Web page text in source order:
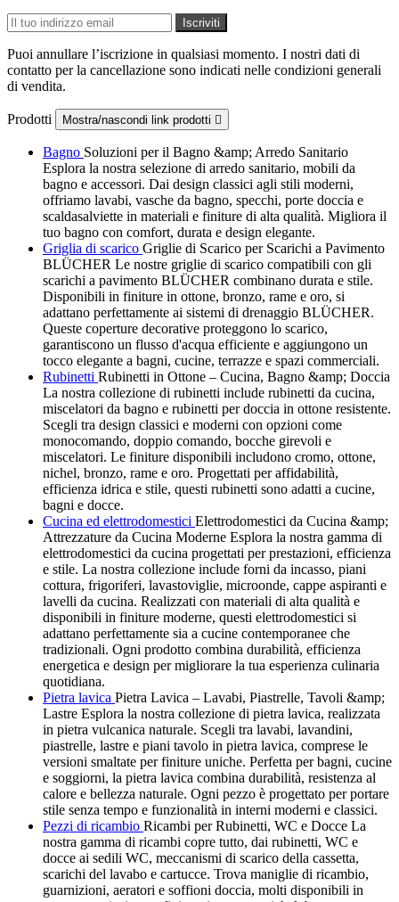
Puoi annullare l’iscrizione in qualsiasi momento. I nostri dati di
contatto per la cancellazione sono indicati nelle condizioni generali
di vendita.
Prodotti Mostra/nascondi link prodotti 
Bagno Soluzioni per il Bagno &amp; Arredo Sanitario
Esplora la nostra selezione di arredo sanitario, mobili da
bagno e accessori. Dai design classici agli stili moderni,
offriamo lavabi, vasche da bagno, specchi, porte doccia e
scaldasalviette in materiali e finiture di alta qualità. Migliora il
tuo bagno con comfort, durata e design elegante.
Griglia di scarico Griglie di Scarico per Scarichi a Pavimento
BLÜCHER Le nostre griglie di scarico compatibili con gli
scarichi a pavimento BLÜCHER combinano durata e stile.
Disponibili in finiture in ottone, bronzo, rame e oro, si
adattano perfettamente ai sistemi di drenaggio BLÜCHER.
Queste coperture decorative proteggono lo scarico,
garantiscono un flusso d'acqua efficiente e aggiungono un
tocco elegante a bagni, cucine, terrazze e spazi commerciali.
Rubinetti Rubinetti in Ottone – Cucina, Bagno &amp; Doccia
La nostra collezione di rubinetti include rubinetti da cucina,
miscelatori da bagno e rubinetti per doccia in ottone resistente.
Scegli tra design classici e moderni con opzioni come
monocomando, doppio comando, bocche girevoli e
miscelatori. Le finiture disponibili includono cromo, ottone,
nichel, bronzo, rame e oro. Progettati per affidabilità,
efficienza idrica e stile, questi rubinetti sono adatti a cucine,
bagni e docce.
Cucina ed elettrodomestici Elettrodomestici da Cucina &amp;
Attrezzature da Cucina Moderne Esplora la nostra gamma di
elettrodomestici da cucina progettati per prestazioni, efficienza
e stile. La nostra collezione include forni da incasso, piani
cottura, frigoriferi, lavastoviglie, microonde, cappe aspiranti e
lavelli da cucina. Realizzati con materiali di alta qualità e
disponibili in finiture moderne, questi elettrodomestici si
adattano perfettamente sia a cucine contemporanee che
tradizionali. Ogni prodotto combina durabilità, efficienza
energetica e design per migliorare la tua esperienza culinaria
quotidiana.
Pietra lavica Pietra Lavica – Lavabi, Piastrelle, Tavoli &amp;
Lastre Esplora la nostra collezione di pietra lavica, realizzata
in pietra vulcanica naturale. Scegli tra lavabi, lavandini,
piastrelle, lastre e piani tavolo in pietra lavica, comprese le
versioni smaltate per finiture uniche. Perfetta per bagni, cucine
e soggiorni, la pietra lavica combina durabilità, resistenza al
calore e bellezza naturale. Ogni pezzo è progettato per portare
stile senza tempo e funzionalità in interni moderni e classici.
Pezzi di ricambio Ricambi per Rubinetti, WC e Docce La
nostra gamma di ricambi copre tutto, dai rubinetti, WC e
docce ai sedili WC, meccanismi di scarico della cassetta,
scarichi del lavabo e cartucce. Trova maniglie di ricambio,
guarnizioni, aeratori e soffioni doccia, molti disponibili in